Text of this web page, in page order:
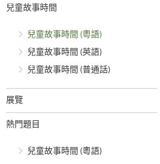
兒童故事時間
兒童故事時間 (粵語)
兒童故事時間 (英語)
兒童故事時間 (普通話)
展覽
熱門題目
兒童故事時間 (粵語)